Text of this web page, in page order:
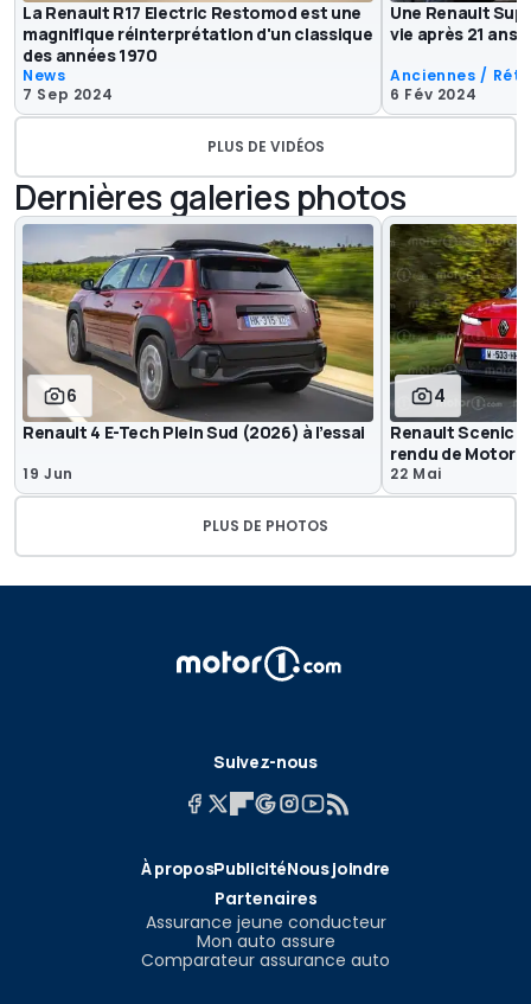
La Renault R17 Electric Restomod est une
magnifique réinterprétation d'un classique
des années 1970
News
7 Sep 2024
Une Renault
vie après 21 ans
Anciennes /
6 Fév 2024
PLUS DE VIDÉOS
Dernières galeries photos
6
Renault 4 E-Tech Plein Sud (2026) à l’essai
19 Jun
4
Renault Scenic
rendu de
22 Mai
PLUS DE PHOTOS
Suivez-nous
À proposPublicitéNous joindre
Partenaires
Assurance jeune conducteur
Mon auto assure
Comparateur assurance auto